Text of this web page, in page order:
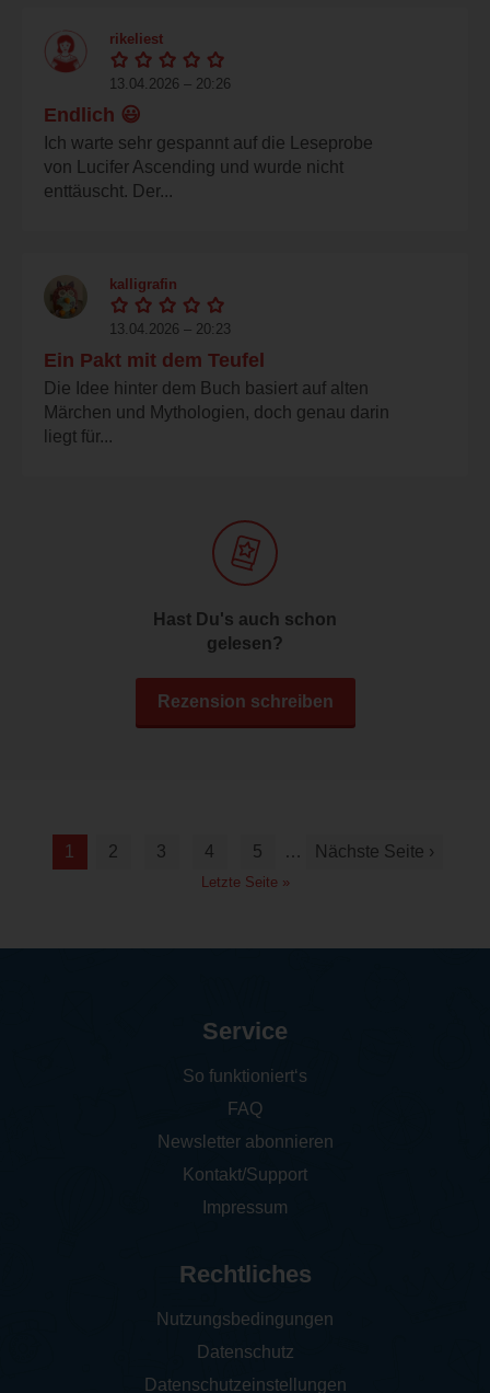
rikeliest
13.04.2026 – 20:26
Endlich 😃
Ich warte sehr gespannt auf die Leseprobe
von Lucifer Ascending und wurde nicht
enttäuscht. Der...
kalligrafin
13.04.2026 – 20:23
Ein Pakt mit dem Teufel
Die Idee hinter dem Buch basiert auf alten
Märchen und Mythologien, doch genau darin
liegt für...
Hast Du's auch schon
gelesen?
Rezension schreiben
1 2 3 4 5 … Nächste Seite ›
Letzte Seite »
Service
So funktioniert‘s
FAQ
Newsletter abonnieren
Kontakt/Support
Impressum
Rechtliches
Nutzungsbedingungen
Datenschutz
Datenschutzeinstellungen